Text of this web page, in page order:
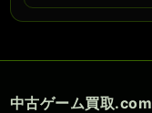
中古ゲーム買取.com